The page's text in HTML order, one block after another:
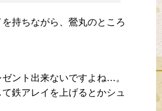
持ちながら、鶯丸のところ
ント出来ないですよね…。
て鉄アレイを上げるとかシュ